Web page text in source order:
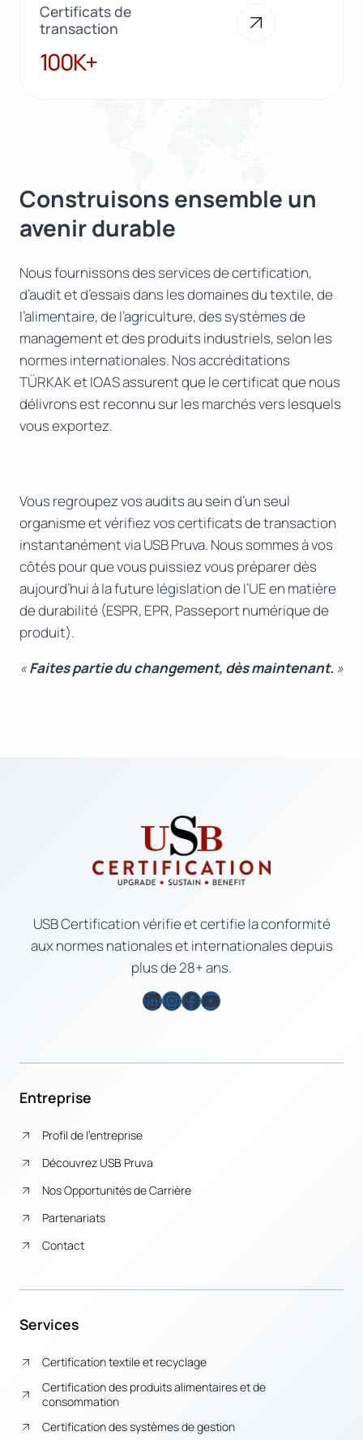
Certificats de
transaction
100K+
100K+
Construisons ensemble un
avenir durable
Nous fournissons des services de certification,
d’audit et d’essais dans les domaines du textile, de
l’alimentaire, de l’agriculture, des systèmes de
management et des produits industriels, selon les
normes internationales. Nos accréditations
TÜRKAK et IOAS assurent que le certificat que nous
délivrons est reconnu sur les marchés vers lesquels
vous exportez.
Vous regroupez vos audits au sein d’un seul
organisme et vérifiez vos certificats de transaction
instantanément via USB Pruva. Nous sommes à vos
côtés pour que vous puissiez vous préparer dès
aujourd’hui à la future législation de l’UE en matière
de durabilité (ESPR, EPR, Passeport numérique de
produit).
«Faites partie du changement, dès maintenant. »
USB Certification vérifie et certifie la conformité
aux normes nationales et internationales depuis
plus de 28+ ans.
LinkedIn
Instagram
Facebook
YouTube
Entreprise
Profil de l’entreprise
Découvrez USB Pruva
Nos Opportunités de Carrière
Partenariats
Contact
Services
Certification textile et recyclage
Certification des produits alimentaires et de
consommation
Certification des systèmes de gestion